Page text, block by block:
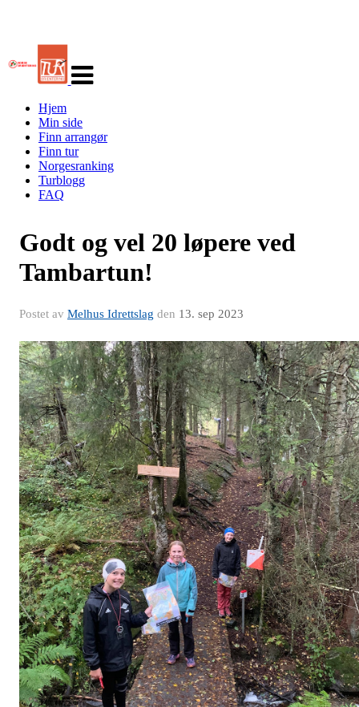
navigasjon
Hjem
Min side
Finn arrangør
Finn tur
Norgesranking
Turblogg
FAQ
Godt og vel 20 løpere ved
Tambartun!
Postet av Melhus Idrettslag den 13. sep 2023